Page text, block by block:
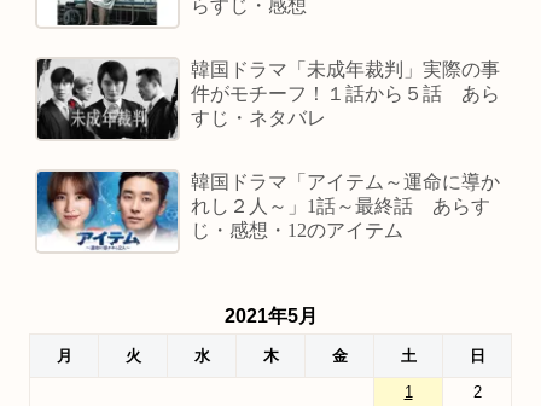
らすじ・感想
韓国ドラマ「未成年裁判」実際の事
件がモチーフ！１話から５話 あら
すじ・ネタバレ
韓国ドラマ「アイテム～運命に導か
れし２人～」1話～最終話 あらす
じ・感想・12のアイテム
2021年5月
月 火 水 木 金 土
日
1
2